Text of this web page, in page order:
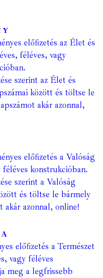
előfizetés az Élet és
féléves, vagy
szerint az Élet és
között és töltse le
akár azonnal,
előfizetés a Valóság
konstrukcióban.
szerint a Valóság
és töltse le bármely
akár azonnal, online!
előfizetés a Természet
vagy féléves
meg a legfrissebb